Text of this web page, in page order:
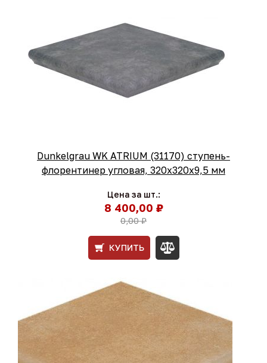
Dunkelgrau WK ATRIUM (31170) ступень-
флорентинер угловая, 320х320х9,5 мм
Цена за шт.:
8 400,00 ₽
0,00 ₽
КУПИТЬ